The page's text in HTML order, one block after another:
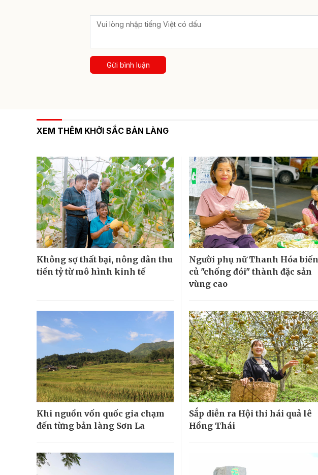
Gửi bình luận
XEM THÊM KHỞI SẮC BẢN LÀNG
Không sợ thất bại, nông dân thu
tiền tỷ từ mô hình kinh tế
Người phụ nữ Thanh Hóa biến
củ "chống đói" thành đặc sản
vùng cao
Khi nguồn vốn quốc gia chạm
đến từng bản làng Sơn La
Sắp diễn ra Hội thi hái quả lê
Hồng Thái